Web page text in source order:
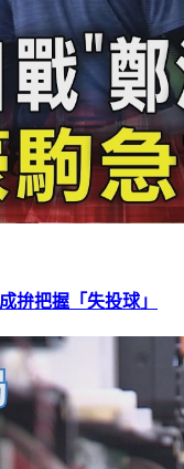
把握「失投球」